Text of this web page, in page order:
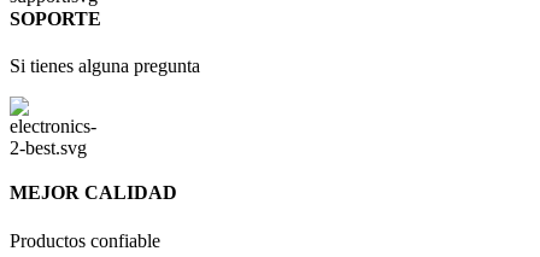
SOPORTE
Si tienes alguna pregunta
MEJOR CALIDAD
Productos confiable